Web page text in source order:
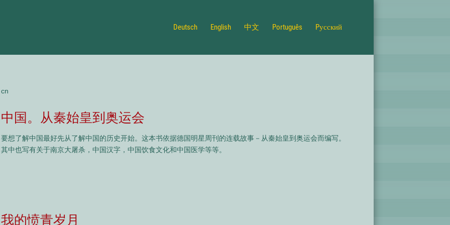
Deutsch English 中文 Português Pусский
cn
中国。从秦始皇到奥运会
要想了解中国最好先从了解中国的历史开始。这本书依据德国明星周刊的连载故事－从秦始皇到奥运会而编写。
其中也写有关于南京大屠杀，中国汉字，中国饮食文化和中国医学等等。
我的愤青岁月